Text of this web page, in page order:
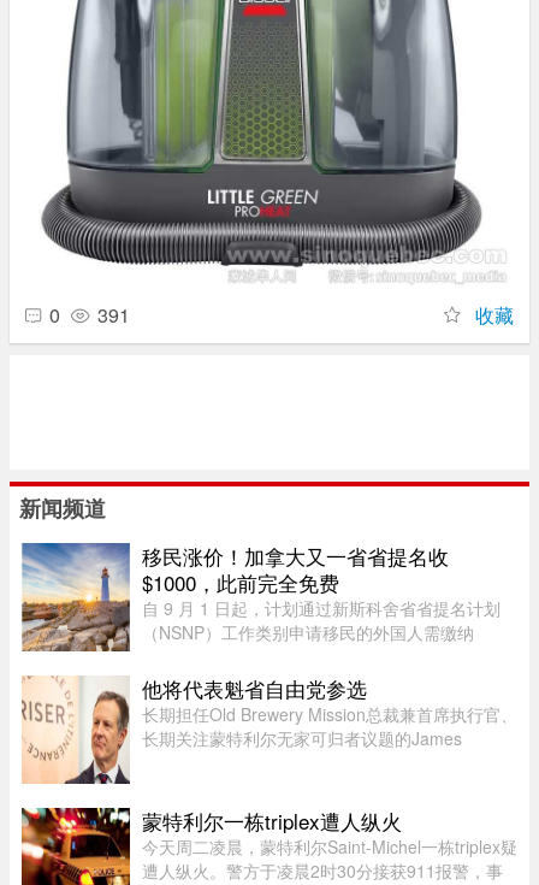
0 391 收藏
新闻频道
移民涨价！加拿大又一省省提名收
$1000，此前完全免费
自 9 月 1 日起，计划通过新斯科舍省省提名计划
（NSNP）工作类别申请移民的外国人需缴纳
$2,000 的申请费，同样从 9 月 1 日起实施。新斯
科舍省政府于 2026 年 8 月 6 日 ...
他将代表魁省自由党参选
长期担任Old Brewery Mission总裁兼首席执行官、
长期关注蒙特利尔无家可归者议题的James
Charles Milliard预计将于今天周四下午 ...
蒙特利尔一栋triplex遭人纵火
今天周二凌晨，蒙特利尔Saint-Michel一栋triplex疑
遭人纵火。警方于凌晨2时30分接获911报警，事